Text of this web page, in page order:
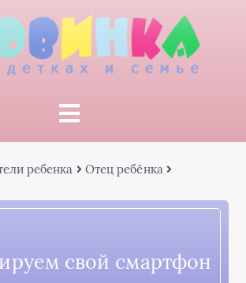
ребенка Отец ребёнка
свой смартфон